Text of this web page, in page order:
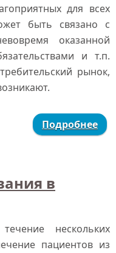
для всех
быть связано с
оказанной
и т.п.
рынок,
Подробнее
в
нескольких
пациентов из